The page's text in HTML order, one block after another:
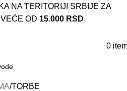
NA TERITORIJI SRBIJE ZA
OD 15.000 RSD
0
TORBE